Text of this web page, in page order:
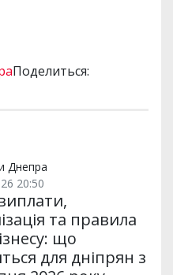
Поделиться:
Днепра
20:50
та правила
що
для дніпрян з